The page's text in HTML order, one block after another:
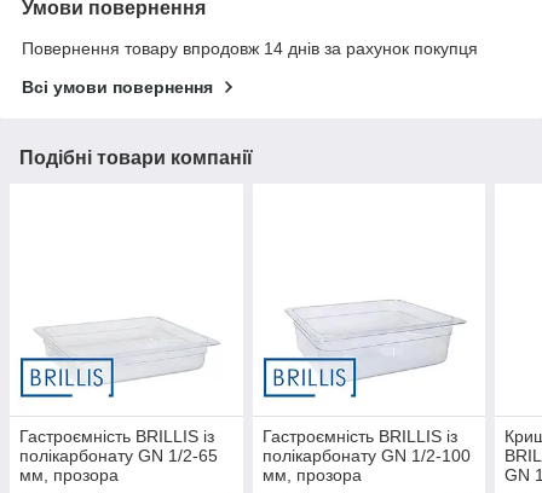
Умови повернення
Повернення товару впродовж 14 днів за рахунок покупця
Всі умови повернення
Подібні товари компанії
Гастроємність BRILLIS із
полікарбонату GN 1/2-65
мм, прозора
Гастроємність BRILLIS із
полікарбонату GN 1/2-100
мм, прозора
GN